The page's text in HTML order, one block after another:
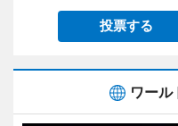
投票する
ワール